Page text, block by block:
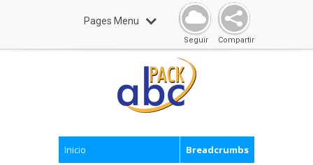
Pages Menu
Compartir
Seguir
Inicio Breadcrumbs